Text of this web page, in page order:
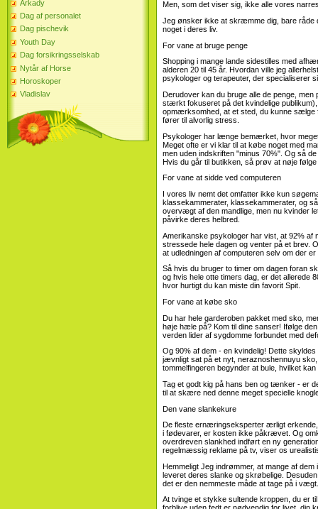
Arkady
Dag af personalet
Dag pischevik
Youth Day
Dag forsikringsselskab
Nytår af Horse
Horoskoper
Vladislav
Men, som det viser sig, ikke alle vores
Jeg ønsker ikke at skræmme dig, bare
noget i deres liv.
For vane at bruge penge
Shopping i mange lande sidestilles med
alderen 20 til 45 år. Hvordan ville jeg
psykologer og terapeuter, der specialiserer
Derudover kan du bruge alle de penge,
stærkt fokuseret på det kvindelige
opmærksomhed, at et sted, du kunne sælge
fører til alvorlig stress.
Psykologer har længe bemærket, hvor
Meget ofte er vi klar til at købe noget med
men uden indskriften "minus 70%". Og så
Hvis du går til butikken, så prøv at nøje
For vane at sidde ved computeren
I vores liv nemt det omfatter ikke kun
klassekammerater, klassekammerater, og
overvægt af den mandlige, men nu kvinder
påvirke deres helbred.
Amerikanske psykologer har vist, at 92% af
stressede hele dagen og venter på et brev.
at udledningen af ​​computeren selv om der
Så hvis du bruger to timer om dagen foran
og hvis hele otte timers dag, er det allerede
hvor hurtigt du kan miste din favorit Spit.
For vane at købe sko
Du har hele garderoben pakket med sko,
høje hæle på? Kom til dine sanser! Ifølge
verden lider af sygdomme forbundet med
Og 90% af dem - en kvindelig! Dette
jævnligt sat på et nyt, neraznoshennuyu
tommelfingeren begynder at bule, hvilket
Tag et godt kig på hans ben og tænker - er
til at skære ned denne meget specielle
Den vane slankekure
De fleste ernæringseksperter ærligt
i fødevarer, er kosten ikke påkrævet. Og
overdreven slankhed indført en ny
regelmæssig reklame på tv, viser os
Hemmeligt Jeg indrømmer, at mange af
leveret deres slanke og skrøbelige.
det er den nemmeste måde at tage på i vægt.
At tvinge et stykke sultende kroppen, du er